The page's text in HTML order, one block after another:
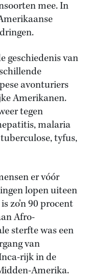
mee. In
geschiedenis van
avonturiers
Amerikanen.
tegen
malaria
tyfus,
er vóór
lopen uiteen
zo’n 90 procent
Afro-
sterfte was een
van
rijk in de
Amerika.